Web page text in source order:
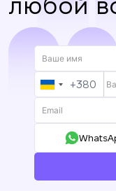
любой
UKRAINE
+380
+380